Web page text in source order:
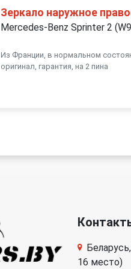
Зеркало наружное
Mercedes-Benz Sprinter 2
Из Франции, в нормальном
оригинал, гарантия, на 2 пина
16 место)